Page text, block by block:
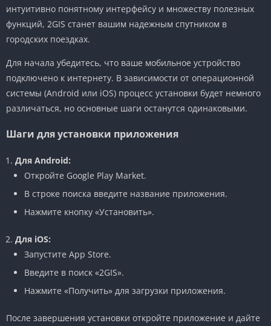
интуитивно понятному интерфейсу и множеству полезных
функций, 2GIS станет вашим надежным спутником в
городских поездках.
Для начала убедитесь, что ваше мобильное устройство
подключено к интернету. В зависимости от операционной
системы (Android или iOS) процесс установки будет немного
различаться, но основные шаги останутся одинаковыми.
Шаги для установки приложения
Для Android:
Откройте Google Play Market.
В строке поиска введите название приложения.
Нажмите кнопку «Установить».
Для iOS:
Запустите App Store.
Введите в поиск «2GIS».
Нажмите «Получить» для загрузки приложения.
После завершения установки откройте приложение и дайте